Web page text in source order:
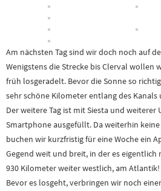
Am nächsten Tag sind wir doch noch auf
Wenigstens die Strecke bis Clerval wollen
früh losgeradelt. Bevor die Sonne so
sehr schöne Kilometer entlang des
Der weitere Tag ist mit Siesta und
Smartphone ausgefüllt. Da weiterhin
buchen wir kurzfristig für eine Woche ein
Gegend weit und breit, in der es eigentlich
930 Kilometer weiter westlich, am Atlantik!
Bevor es losgeht, verbringen wir noch